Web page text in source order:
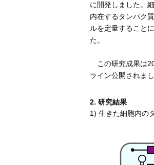
に開発しました。
内在するタンパク
ルを定量すること
た。
この研究成果は
ライン公開されまし
2. 研究結果
1) 生きた細胞内の